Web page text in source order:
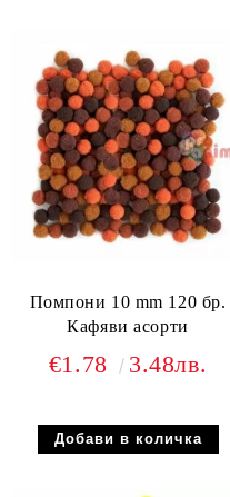
Помпони 10 mm 120 бр.
Кафяви асорти
€1.78 3.48лв.